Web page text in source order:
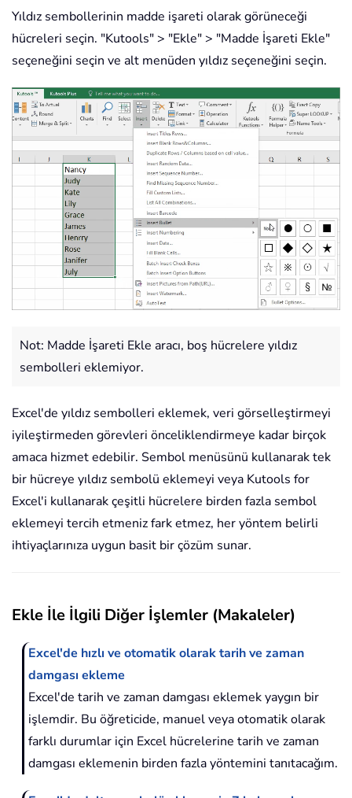
Yıldız sembollerinin madde işareti olarak görüneceği
hücreleri seçin. "Kutools" > "Ekle" > "Madde İşareti Ekle"
seçeneğini seçin ve alt menüden yıldız seçeneğini seçin.
Not: Madde İşareti Ekle aracı, boş hücrelere yıldız
sembolleri eklemiyor.
Excel'de yıldız sembolleri eklemek, veri görselleştirmeyi
iyileştirmeden görevleri önceliklendirmeye kadar birçok
amaca hizmet edebilir. Sembol menüsünü kullanarak tek
bir hücreye yıldız sembolü eklemeyi veya Kutools for
Excel'i kullanarak çeşitli hücrelere birden fazla sembol
eklemeyi tercih etmeniz fark etmez, her yöntem belirli
ihtiyaçlarınıza uygun basit bir çözüm sunar.
Ekle İle İlgili Diğer İşlemler (Makaleler)
Excel'de hızlı ve otomatik olarak tarih ve zaman
damgası ekleme
Excel'de tarih ve zaman damgası eklemek yaygın bir
işlemdir. Bu öğreticide, manuel veya otomatik olarak
farklı durumlar için Excel hücrelerine tarih ve zaman
damgası eklemenin birden fazla yöntemini tanıtacağım.